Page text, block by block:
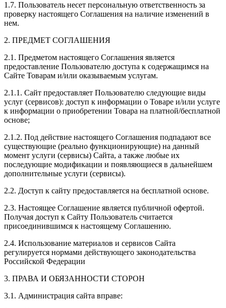
1.7. Пользователь несет персональную ответственность за
проверку настоящего Соглашения на наличие изменений в
нем.
2. ПРЕДМЕТ СОГЛАШЕНИЯ
2.1. Предметом настоящего Соглашения является
предоставление Пользователю доступа к содержащимся на
Сайте Товарам и/или оказываемым услугам.
2.1.1. Сайт предоставляет Пользователю следующие виды
услуг (сервисов): доступ к информации о Товаре и/или услуге
к информации о приобретении Товара на платной/бесплатной
основе;
2.1.2. Под действие настоящего Соглашения подпадают все
существующие (реально функционирующие) на данный
момент услуги (сервисы) Сайта, а также любые их
последующие модификации и появляющиеся в дальнейшем
дополнительные услуги (сервисы).
2.2. Доступ к сайту предоставляется на бесплатной основе.
2.3. Настоящее Соглашение является публичной офертой.
Получая доступ к Сайту Пользователь считается
присоединившимся к настоящему Соглашению.
2.4. Использование материалов и сервисов Сайта
регулируется нормами действующего законодательства
Российской Федерации
3. ПРАВА И ОБЯЗАННОСТИ СТОРОН
3.1. Администрация сайта вправе: